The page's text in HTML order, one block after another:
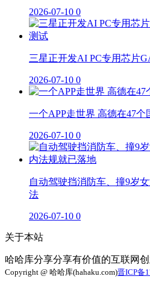
2026-07-10 0
三星正开发AI PC专用芯片
2026-07-10 0
一个APP走世界 高德在47个
2026-07-10 0
自动驾驶挡消防车、撞9岁
法
2026-07-10 0
关于本站
哈哈库分享分享有价值的互联网
Copyright @ 哈哈库(hahaku.com)晋ICP备